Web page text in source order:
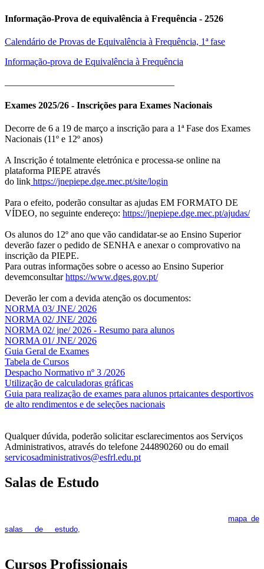
Informação-Prova de equivalência à Frequência - 2526
Calendário de Provas de Equivalência à Frequência, 1ª fase
Informação-prova de Equivalência à Frequência
Exames 2025/26 - Inscrições para Exames Nacionais
Decorre de 6 a 19 de março a inscrição para a 1ª Fase dos Exames
Nacionais (11º e 12º anos)
A Inscrição é totalmente eletrónica e processa-se online na
plataforma PIEPE através
do link https://jnepiepe.dge.mec.pt/site/login
Para o efeito, poderão consultar as ajudas EM FORMATO DE
VÍDEO, no seguinte endereço: https://jnepiepe.dge.mec.pt/ajudas/
Os alunos do 12º ano que vão candidatar-se ao Ensino Superior
deverão fazer o pedido de SENHA e anexar o comprovativo na
inscrição da PIEPE.
Para outras informações sobre o acesso ao Ensino Superior
devemconsultarhttps://www.dges.gov.pt/
Deverão ler com a devida atenção os documentos:
NORMA 03/ JNE/ 2026
NORMA 02/ JNE/ 2026
NORMA 02/ jne/ 2026 - Resumo para alunos
NORMA 01/ JNE/ 2026
Guia Geral de Exames
Tabela de Cursos
Despacho Normativo nº 3 /2026
Utilização de calculadoras gráficas
Guia para realização de exames para alunos prtaicantes desportivos
de alto rendimentos e de seleções nacionais
Qualquer dúvida, poderão solicitar esclarecimentos aos Serviços
Administrativos, através do telefone 244890260 ou do email
servicosadministrativos@esfrl.edu.pt
Salas de Estudo
mapa de
salas de estudo,
Cursos Profissionais